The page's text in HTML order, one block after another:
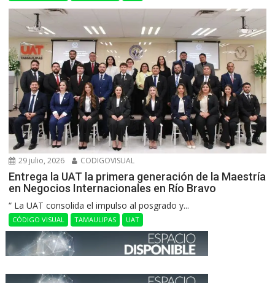
29 julio, 2026 CODIGOVISUAL
Entrega la UAT la primera generación de la Maestría
en Negocios Internacionales en Río Bravo
“ La UAT consolida el impulso al posgrado y...
CÓDIGO VISUAL TAMAULIPAS UAT